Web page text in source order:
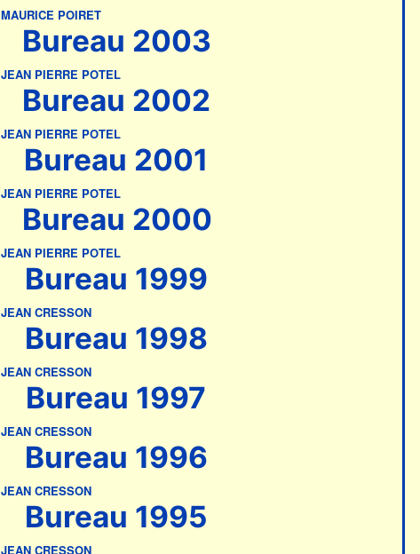
MAURICE POIRET
Bureau 2003
JEAN PIERRE POTEL
Bureau 2002
JEAN PIERRE POTEL
Bureau 2001
JEAN PIERRE POTEL
Bureau 2000
JEAN PIERRE POTEL
Bureau 1999
JEAN CRESSON
Bureau 1998
JEAN CRESSON
Bureau 1997
JEAN CRESSON
Bureau 1996
JEAN CRESSON
Bureau 1995
JEAN CRESSON